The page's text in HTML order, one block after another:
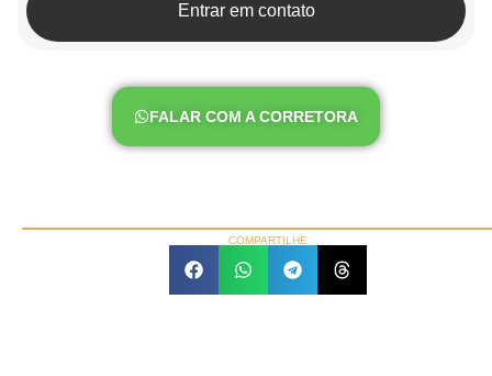
Entrar em contato
FALAR COM A CORRETORA
COMPARTILHE